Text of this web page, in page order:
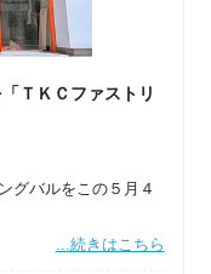
ＴＫＣファストリ
グバルをこの５月４
...続きはこちら